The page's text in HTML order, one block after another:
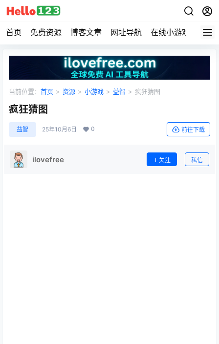
首页 免费资源 博客文章 网址导航 在线小游戏
当前位置： 首页 > 资源 > 小游戏 > 益智 > 疯狂猜图
疯狂猜图
益智 25年10月6日 0 前往下载
ilovefree 关注 私信